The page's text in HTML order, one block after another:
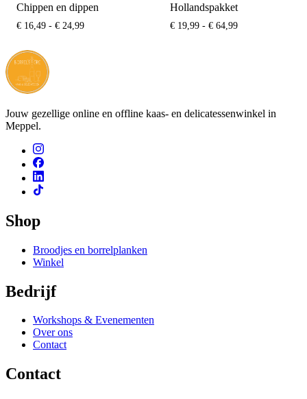
Chippen en dippen
€ 16,49 - € 24,99Prijsklasse:
Hollandspakket
€ 19,99 - € 64,99Prijsklasse:
Jouw gezellige online en offline kaas- en delicatessenwinkel in
Meppel.
Shop
Broodjes en borrelplanken
Winkel
Bedrijf
Workshops & Evenementen
Over ons
Contact
Contact